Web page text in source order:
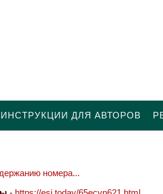
ИНСТРУКЦИИ ДЛЯ АВТОРОВ
номера...